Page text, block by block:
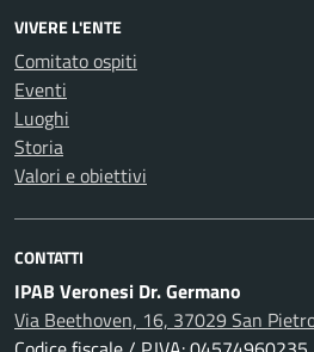
VIVERE L'ENTE
Comitato ospiti
Eventi
Luoghi
Storia
Valori e obiettivi
CONTATTI
IPAB Veronesi Dr. Germano
Via Beethoven, 16, 37029 San